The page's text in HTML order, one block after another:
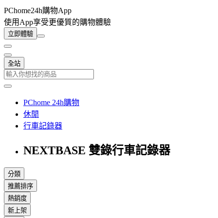
PChome24h購物App
使用App享受更優質的購物體驗
立即體驗
全站
PChome 24h購物
休閒
行車記錄器
NEXTBASE 雙錄行車記錄器
分類
推薦排序
熱銷度
新上架